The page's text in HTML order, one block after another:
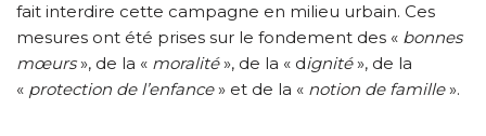
fait interdire cette campagne en milieu urbain. Ces
mesures ont été prises sur le fondement des « bonnes
mœurs», de la « moralité», de la « dignité», de la
« protection de l’enfance» et de la « notion de famille».